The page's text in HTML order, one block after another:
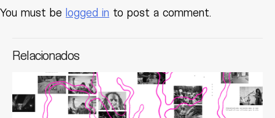
You must be logged in to post a comment.
Relacionados